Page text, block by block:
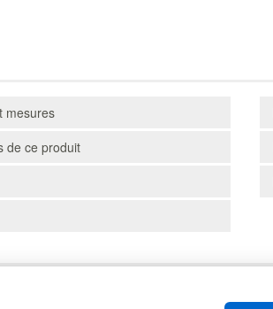
mesures
de ce produit